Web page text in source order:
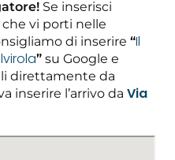
Se inserisci
che vi porti nelle
di inserire “Il
” su Google e
direttamente da
inserire l’arrivo da Via